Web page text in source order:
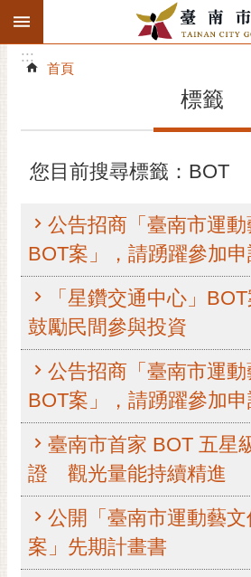
跳到主要內容區塊
搜
階
精彩府城
市府團隊
主題服務
市政資訊
市民互動
黃
哲
花
泉
:::
:::
首頁
標籤
您目前搜尋標籤：BOT
公告招商「臺南市運
BOT案」，請踴躍參加
「星鑽交通中心」
鼓勵民間參與投資
公告招商「臺南市運
BOT案」，請踴躍參加
臺南市首家 BOT 五星
證 觀光量能持續精進
公開「臺南市運動藝
案」先期計畫書